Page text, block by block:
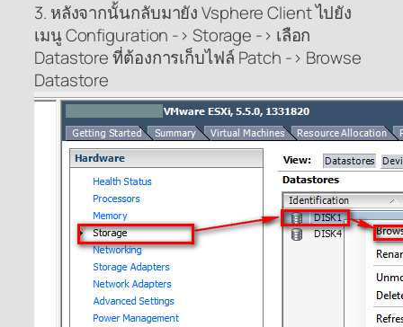
3. หลังจากนั้นกลับมายัง Vsphere Client ไปยัง
เมนู Configuration -> Storage -> เลือก
Datastore ที่ต้องการเก็บไฟล์ Patch -> Browse
Datastore